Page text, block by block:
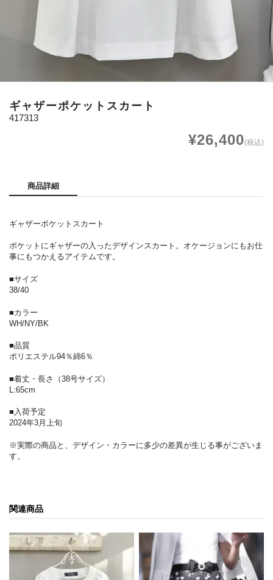
ギャザーポケットスカート
417313
¥26,400(税込)
商品詳細
ギャザーポケットスカート
ポケットにギャザーの入ったデザインスカート。オケージョンにもお仕
事にもつかえるアイテムです。
■サイズ
38/40
■カラー
WH/NY/BK
■品質
ポリエステル94％綿6％
■着丈・長さ（38号サイズ）
L:65cm
■入荷予定
2024年3月上旬
※実際の商品と、デザイン・カラーに多少の差異が生じる事がございま
す。
関連商品